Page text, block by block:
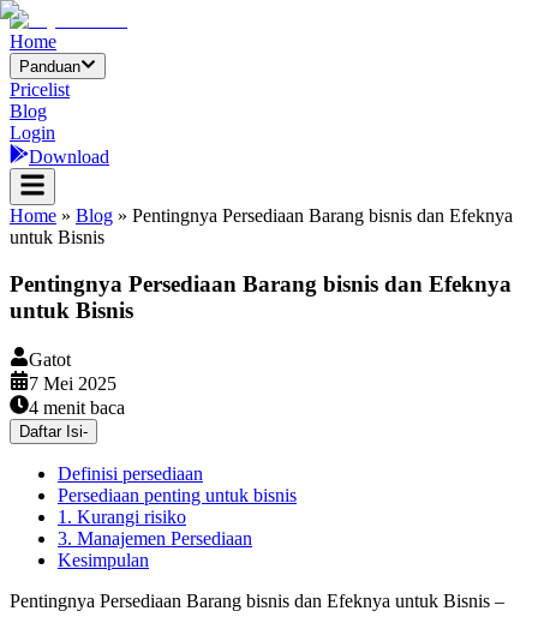
Home
Panduan
Pricelist
Blog
Login
Download
Home » Blog » Pentingnya Persediaan Barang bisnis dan Efeknya
untuk Bisnis
Pentingnya Persediaan Barang bisnis dan Efeknya
untuk Bisnis
Gatot
7 Mei 2025
4 menit baca
Daftar Isi-
Definisi persediaan
Persediaan penting untuk bisnis
1. Kurangi risiko
3. Manajemen Persediaan
Kesimpulan
Pentingnya Persediaan Barang bisnis dan Efeknya untuk Bisnis –